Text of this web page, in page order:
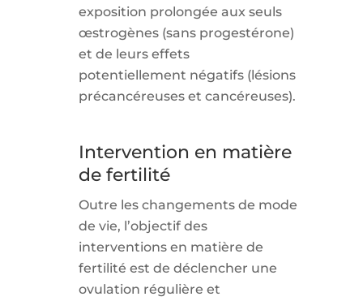
exposition prolongée aux seuls
œstrogènes (sans progestérone)
et de leurs effets
potentiellement négatifs (lésions
précancéreuses et cancéreuses).
Intervention en matière
de fertilité
Outre les changements de mode
de vie, l’objectif des
interventions en matière de
fertilité est de déclencher une
ovulation régulière et